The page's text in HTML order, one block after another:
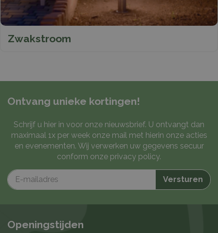
Zwakstroom
Ontvang unieke kortingen!
Schrijf u hier in voor onze nieuwsbrief. U ontvangt dan
maximaal 1x per week onze mail met hierin onze acties
en evenementen. Wij verwerken uw gegevens secuur
conform onze privacy policy.
Openingstijden